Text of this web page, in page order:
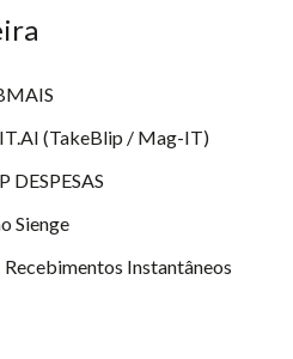
(TakeBlip / Mag-IT)
DESPESAS
Sienge
Instantâneos